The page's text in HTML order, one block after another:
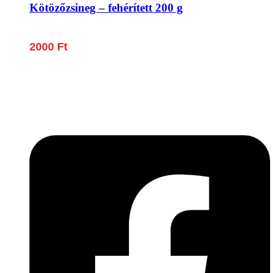
Kötözőzsineg – fehérített 200 g
2000 Ft